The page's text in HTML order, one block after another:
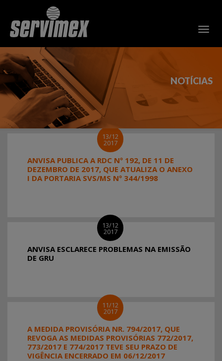
NOTÍCIAS
13/12
2017
ANVISA PUBLICA A RDC Nº 192, DE 11 DE
DEZEMBRO DE 2017, QUE ATUALIZA O ANEXO
I DA PORTARIA SVS/MS Nº 344/1998
13/12
2017
ANVISA ESCLARECE PROBLEMAS NA EMISSÃO
DE GRU
11/12
2017
A MEDIDA PROVISÓRIA NR. 794/2017, QUE
REVOGA AS MEDIDAS PROVISÓRIAS 772/2017,
773/2017 E 774/2017 TEVE SEU PRAZO DE
VIGÊNCIA ENCERRADO EM 06/12/2017